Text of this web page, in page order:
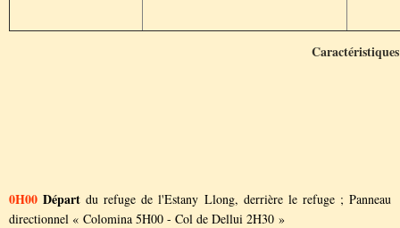
0H00 Départ du refuge de l'Estany Llong, derrière le refuge ; Panneau
directionnel « Colomina 5H00 - Col de Dellui 2H30 »